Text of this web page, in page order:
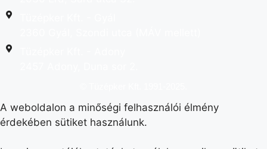
A weboldalon a minőségi felhasználói élmény
érdekében sütiket használunk.